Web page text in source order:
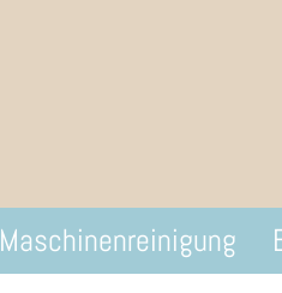
Maschinenreinigung